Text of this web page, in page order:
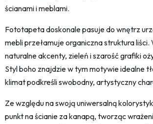
ścianami i meblami.
Fototapeta doskonale pasuje do wnętrz
mebli przełamuje organiczna struktura
naturalne akcenty, zieleń i szarość grafiki
Styl boho znajdzie w tym motywie idealne
klimat podkreśli swobodny, artystyczny
Ze względu na swoją uniwersalną
punkt na ścianie za kanapą, tworząc